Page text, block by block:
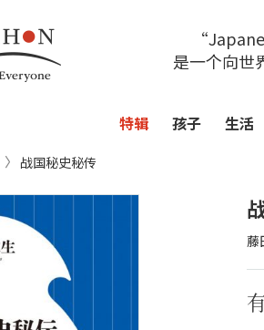
是一个向世
特辑 孩子 生活
战国秘史秘传
藤